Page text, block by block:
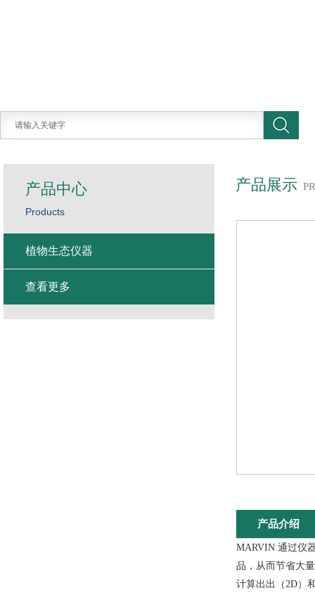
产品展示
产品介绍
MARVIN 通过仪
品，从而节省大
计算出出（2D）
产品中心
Products
植物生态仪器
查看更多